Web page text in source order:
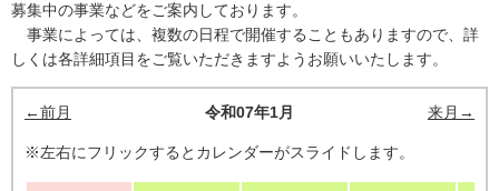
募集中の事業などをご案内しております。
事業によっては、複数の日程で開催することもありますので、詳
しくは各詳細項目をご覧いただきますようお願いいたします。
←前月 令和07年1月 来月→
※左右にフリックするとカレンダーがスライドします。